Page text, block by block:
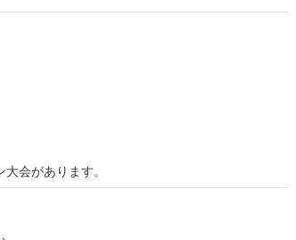
会があります。